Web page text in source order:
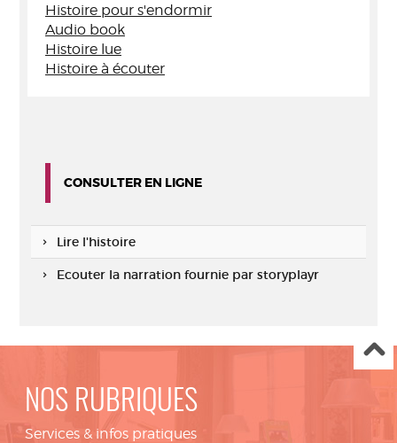
Histoire pour s'endormir
Audio book
Histoire lue
Histoire à écouter
CONSULTER EN LIGNE
Lire l'histoire
Ecouter la narration fournie par storyplayr
NOS RUBRIQUES
Services & infos pratiques